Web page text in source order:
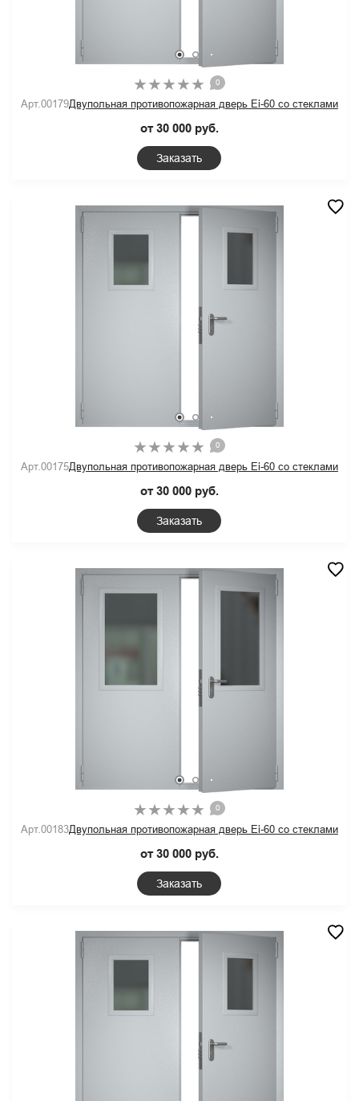
0
Арт.00179Двупольная противопожарная дверь Ei-60 со стеклами
от 30 000 руб.
Заказать
0
Арт.00175Двупольная противопожарная дверь Ei-60 со стеклами
от 30 000 руб.
Заказать
0
Арт.00183Двупольная противопожарная дверь Ei-60 со стеклами
от 30 000 руб.
Заказать